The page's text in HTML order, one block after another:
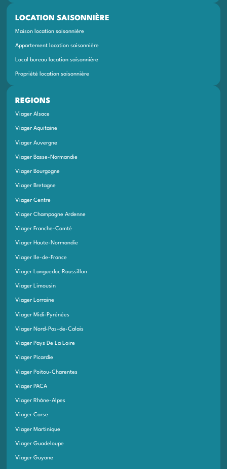
LOCATION SAISONNIÈRE
Maison location saisonnière
Appartement location saisonnière
Local bureau location saisonnière
Propriété location saisonnière
REGIONS
Viager Alsace
Viager Aquitaine
Viager Auvergne
Viager Basse-Normandie
Viager Bourgogne
Viager Bretagne
Viager Centre
Viager Champagne Ardenne
Viager Franche-Comté
Viager Haute-Normandie
Viager Ile-de-France
Viager Languedoc Roussillon
Viager Limousin
Viager Lorraine
Viager Midi-Pyrénées
Viager Nord-Pas-de-Calais
Viager Pays De La Loire
Viager Picardie
Viager Poitou-Charentes
Viager PACA
Viager Rhône-Alpes
Viager Corse
Viager Martinique
Viager Guadeloupe
Viager Guyane